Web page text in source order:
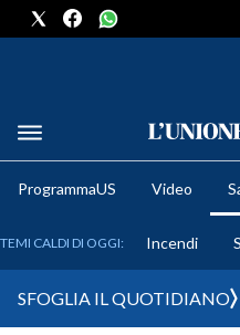
METEO
ProgrammaUS Video
TEMI CALDI DI OGGI: Incendi
SFOGLIA IL QUOTIDIANO